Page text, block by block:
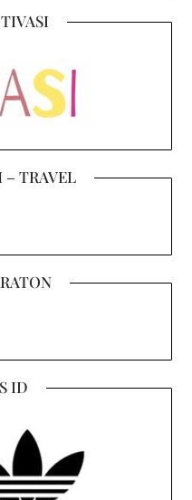
– TRAVEL
ID